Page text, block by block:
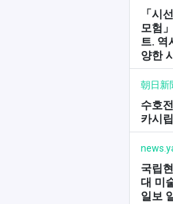
「시
모험
트. 역
양한
朝日新
수호
카시
국립
대 미
일보